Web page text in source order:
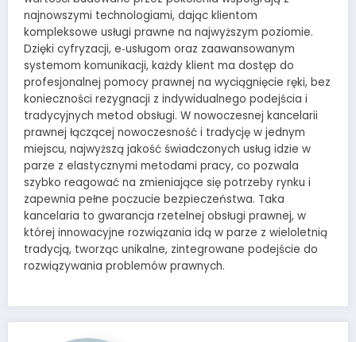
najnowszymi technologiami, dając klientom
kompleksowe usługi prawne na najwyższym poziomie.
Dzięki cyfryzacji, e‑usługom oraz zaawansowanym
systemom komunikacji, każdy klient ma dostęp do
profesjonalnej pomocy prawnej na wyciągnięcie ręki, bez
konieczności rezygnacji z indywidualnego podejścia i
tradycyjnych metod obsługi. W nowoczesnej kancelarii
prawnej łączącej nowoczesność i tradycję w jednym
miejscu, najwyższą jakość świadczonych usług idzie w
parze z elastycznymi metodami pracy, co pozwala
szybko reagować na zmieniające się potrzeby rynku i
zapewnia pełne poczucie bezpieczeństwa. Taka
kancelaria to gwarancja rzetelnej obsługi prawnej, w
której innowacyjne rozwiązania idą w parze z wieloletnią
tradycją, tworząc unikalne, zintegrowane podejście do
rozwiązywania problemów prawnych.